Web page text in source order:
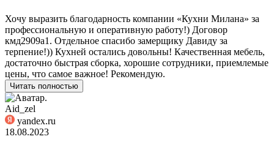
Хочу выразить благодарность компании «Кухни Милана» за
профессиональную и оперативную работу!) Договор
кмд2909а1. Отдельное спасибо замерщику Давиду за
терпение!)) Кухней остались довольны! Качественная мебель,
достаточно быстрая сборка, хорошие сотрудники, приемлемые
цены, что самое важное! Рекомендую.
Читать полностью
Aid_zel
yandex.ru
18.08.2023